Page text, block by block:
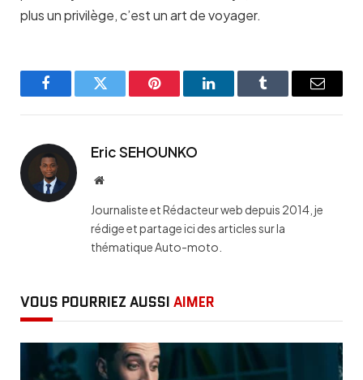
plus un privilège, c’est un art de voyager.
FacebookTwitter Pinterest LinkedInTumblr Email
Eric SEHOUNKO
Website
Journaliste et Rédacteur web depuis 2014, je
rédige et partage ici des articles sur la
thématique Auto-moto.
VOUS POURRIEZ AUSSI AIMER